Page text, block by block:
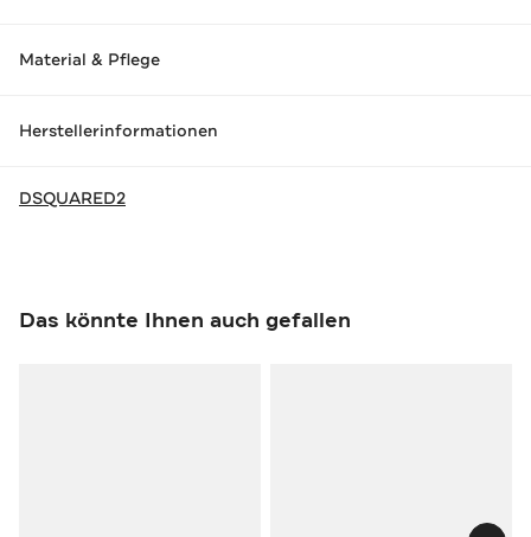
Material & Pflege
Herstellerinformationen
DSQUARED2
Das könnte Ihnen auch gefallen